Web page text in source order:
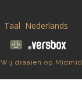
Taal
Wij draaien op Midmid